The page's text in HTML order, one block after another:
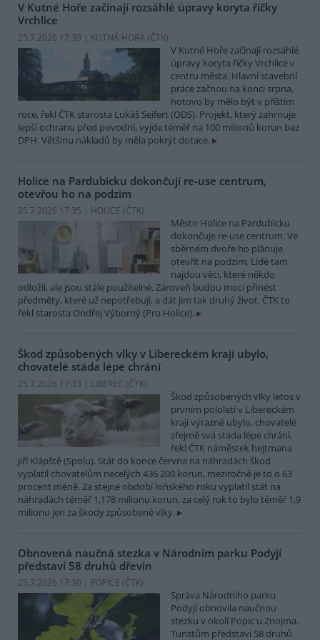
V Kutné Hoře začínají rozsáhlé úpravy koryta říčky
Vrchlice
25.7.2026 17:39 | KUTNÁ HORA (ČTK)
V Kutné Hoře začínají rozsáhlé
úpravy koryta říčky Vrchlice v
centru města. Hlavní stavební
práce začnou na konci srpna,
hotovo by mělo být v příštím
roce, řekl ČTK starosta Lukáš Seifert (ODS). Projekt, který zahrnuje
lepší ochranu před povodní, vyjde téměř na 100 milionů korun bez
DPH. Většinu nákladů by měla pokrýt dotace.
Holice na Pardubicku dokončují re-use centrum,
otevřou ho na podzim
25.7.2026 17:35 | HOLICE (ČTK)
Město Holice na Pardubicku
dokončuje re-use centrum. Ve
sběrném dvoře ho plánuje
otevřít na podzim. Lidé tam
najdou věci, které někdo
odložil, ale jsou stále použitelné. Zároveň budou moci přinést
předměty, které už nepotřebují, a dát jim tak druhý život. ČTK to
řekl starosta Ondřej Výborný (Pro Holice).
Škod způsobených vlky v Libereckém kraji ubylo,
chovatelé stáda lépe chrání
25.7.2026 17:33 | LIBEREC (ČTK)
Škod způsobených vlky letos v
prvním pololetí v Libereckém
kraji výrazně ubylo, chovatelé
zřejmě svá stáda lépe chrání,
řekl ČTK náměstek hejtmana
Jiří Klápště (Spolu). Stát do konce června na náhradách škod
vyplatil chovatelům necelých 436 200 korun, meziročně je to o 63
procent méně. Za stejné období loňského roku vyplatil stát na
náhradách téměř 1,178 milionu korun, za celý rok to bylo téměř 1,9
milionu jen za škody způsobené vlky.
Obnovená naučná stezka v Národním parku Podyjí
představí 58 druhů dřevin
25.7.2026 17:30 | POPICE (ČTK)
Správa Národního parku
Podyjí obnovila naučnou
stezku v okolí Popic u Znojma.
Turistům představí 58 druhů